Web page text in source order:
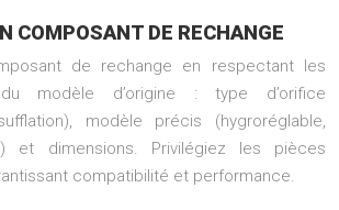
COMPOSANT DE RECHANGE
de rechange en respectant les
du modèle d’origine : type d’orifice
modèle précis (hygroréglable,
et dimensions. Privilégiez les pièces
compatibilité et performance.